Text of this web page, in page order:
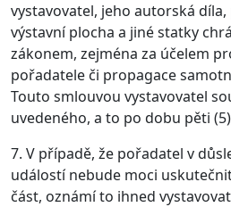
vystavovatel, jeho autorská
výstavní plocha a jiné statky
zákonem, zejména za účelem
pořadatele či propagace
Touto smlouvou vystavovatel
uvedeného, a to po dobu pěti
7. V případě, že pořadatel v
událostí nebude moci
část, oznámí to ihned